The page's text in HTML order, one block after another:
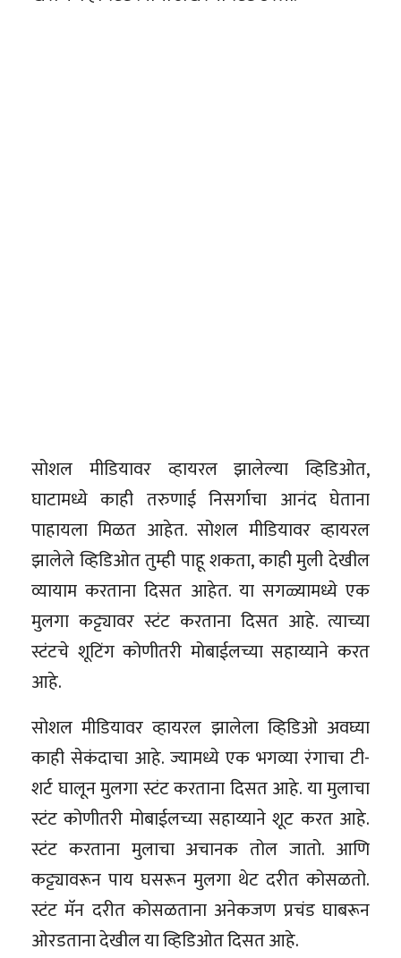
सोशल मीडियावर व्हायरल झालेल्या व्हिडिओत,
घाटामध्ये काही तरुणाई निसर्गाचा आनंद घेताना
पाहायला मिळत आहेत. सोशल मीडियावर व्हायरल
झालेले व्हिडिओत तुम्ही पाहू शकता, काही मुली देखील
व्यायाम करताना दिसत आहेत. या सगळ्यामध्ये एक
मुलगा कट्ट्यावर स्टंट करताना दिसत आहे. त्याच्या
स्टंटचे शूटिंग कोणीतरी मोबाईलच्या सहाय्याने करत
आहे.
सोशल मीडियावर व्हायरल झालेला व्हिडिओ अवघ्या
काही सेकंदाचा आहे. ज्यामध्ये एक भगव्या रंगाचा टी-
शर्ट घालून मुलगा स्टंट करताना दिसत आहे. या मुलाचा
स्टंट कोणीतरी मोबाईलच्या सहाय्याने शूट करत आहे.
स्टंट करताना मुलाचा अचानक तोल जातो. आणि
कट्ट्यावरून पाय घसरून मुलगा थेट दरीत कोसळतो.
स्टंट मॅन दरीत कोसळताना अनेकजण प्रचंड घाबरून
ओरडताना देखील या व्हिडिओत दिसत आहे.